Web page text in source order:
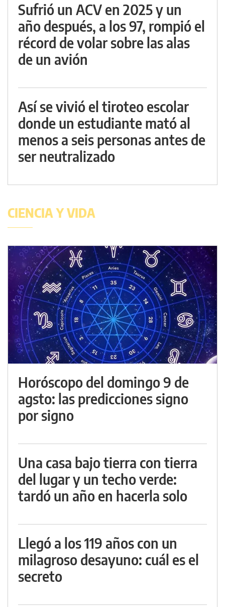
Sufrió un ACV en 2025 y un
año después, a los 97, rompió el
récord de volar sobre las alas
de un avión
Así se vivió el tiroteo escolar
donde un estudiante mató al
menos a seis personas antes de
ser neutralizado
CIENCIA Y VIDA
Horóscopo del domingo 9 de
agsto: las predicciones signo
por signo
Una casa bajo tierra con tierra
del lugar y un techo verde:
tardó un año en hacerla solo
Llegó a los 119 años con un
milagroso desayuno: cuál es el
secreto